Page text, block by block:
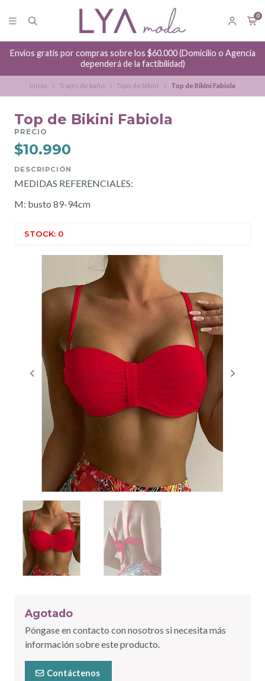
0
Envíos gratis por compras sobre los $60.000 (Domicilio o Agencia
dependerá de la factibilidad)
Inicio Trajes de baño Tops de bikini Top de Bikini Fabiola
Top de Bikini Fabiola
PRECIO
$10.990
DESCRIPCIÓN
MEDIDAS REFERENCIALES:
M: busto 89-94cm
STOCK: 0
Agotado
Póngase en contacto con nosotros si necesita más
información sobre este producto.
Contáctenos